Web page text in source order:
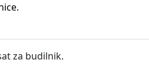
za budilnik.